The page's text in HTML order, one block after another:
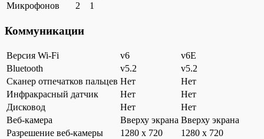
Микрофонов
2 1
Коммуникации
Версия Wi-Fi v6
v6E
Bluetooth
v5.2
v5.2
Сканер отпечатков пальцев Нет
Нет
Инфракрасный датчик
Нет
Нет
Дисковод
Нет
Нет
Веб-камера
Вверху экрана Вверху экрана
Разрешение веб-камеры
1280 x 720
1280 x 720